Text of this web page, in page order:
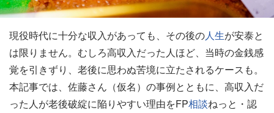
現役時代に十分な収入があっても、その後の人生が安泰と
は限りません。むしろ高収入だった人ほど、当時の金銭感
覚を引きずり、老後に思わぬ苦境に立たされるケースも。
本記事では、佐藤さん（仮名）の事例とともに、高収入だ
った人が老後破綻に陥りやすい理由をFP相談ねっと・認